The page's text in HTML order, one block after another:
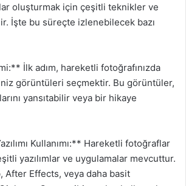
oluşturmak için çeşitli teknikler ve
İşte bu süreçte izlenebilecek bazı
İlk adım, hareketli fotoğrafınızda
görüntüleri seçmektir. Bu görüntüler,
yansıtabilir veya bir hikaye
Kullanımı:** Hareketli fotoğraflar
yazılımlar ve uygulamalar mevcuttur.
After Effects, veya daha basit